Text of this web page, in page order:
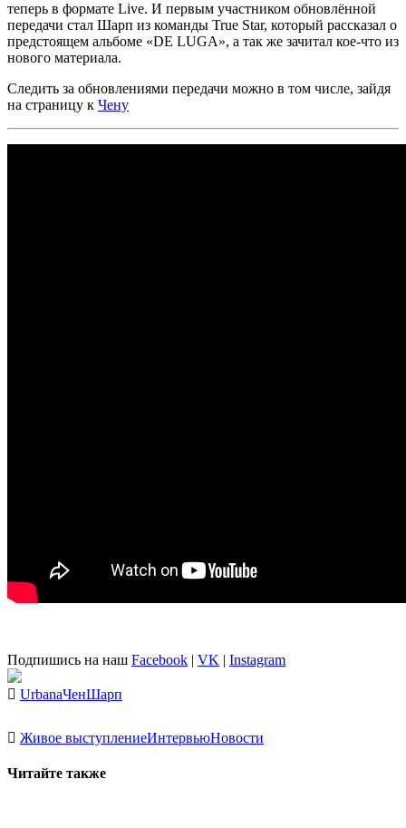
теперь в формате Live. И первым участником обновлённой
передачи стал Шарп из команды True Star, который рассказал о
предстоящем альбоме «DE LUGA», а так же зачитал кое-что из
нового материала.
Следить за обновлениями передачи можно в том числе, зайдя
на страницу к Чену
Подпишись на наш Facebook | VK | Instagram
UrbanaЧенШарп
Живое выступлениеИнтервьюНовости
Читайте также